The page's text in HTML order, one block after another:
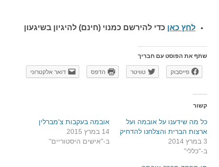
לחץ כאן כדי להירשם כמנוי (חינם) להיגיון בשיגעון
שתף את הפוסט עם חבריך
פייסבוק טוויטר הדפס דואר אלקטרוני
קשור
כל מה שידענו על אובמה ועל
ארצות הברית והצלחנו להדחיק
3 במרץ 2014
ב-"כללי"
אובמה בעקבות צ'מברלין
14 במרץ 2015
ב-"אישים היסטוריים"